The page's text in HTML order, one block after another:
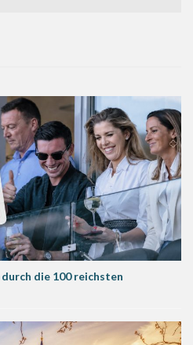
die 100 reichsten